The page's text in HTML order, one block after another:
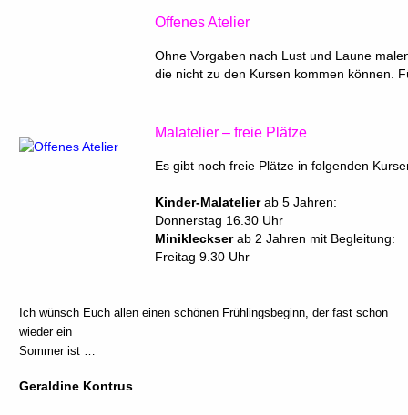
Offenes Atelier
Ohne Vorgaben nach Lust und Laune
die nicht zu den Kursen kommen können.
Malatelier – freie Plätze
Es gibt noch freie Plätze in folgenden
Kinder-Malatelierab 5 Jahren:
Donnerstag 16.30 Uhr
Minikleckserab 2 Jahren mit Begleitung:
Freitag 9.30 Uhr
Ich wünsch Euch allen einen schönen Frühlingsbeginn, der fast schon
wieder ein
Sommer ist …
Geraldine Kontrus